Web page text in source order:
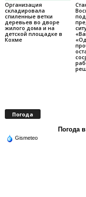
Организация
складировала
спиленные ветки
деревьев во дворе
жилого дома и на
детской площадке в
Кохме
Погода
Погода
Gismeteo